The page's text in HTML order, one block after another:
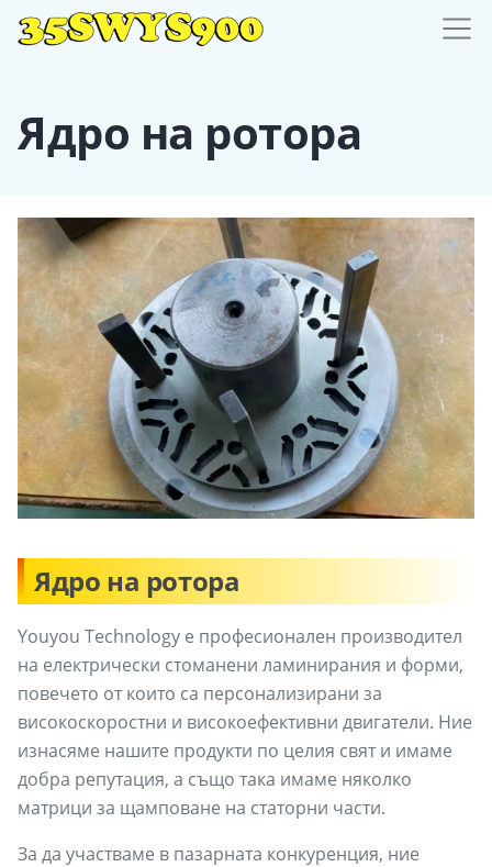
Ядро на ротора
Ядро на ротора
Youyou Technology е професионален производител
на електрически стоманени ламинирания и форми,
повечето от които са персонализирани за
високоскоростни и високоефективни двигатели. Ние
изнасяме нашите продукти по целия свят и имаме
добра репутация, а също така имаме няколко
матрици за щамповане на статорни части.
За да участваме в пазарната конкуренция, ние